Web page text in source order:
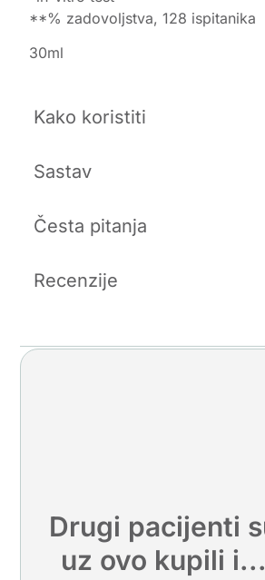
**% zadovoljstva, 128 ispitanika
30ml
Kako koristiti
Sastav
Česta pitanja
Recenzije
Drugi pacijenti
uz ovo kupili i...